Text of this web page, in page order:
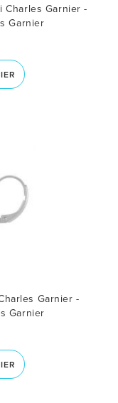
Charles Garnier -
Garnier
Garnier -
Garnier